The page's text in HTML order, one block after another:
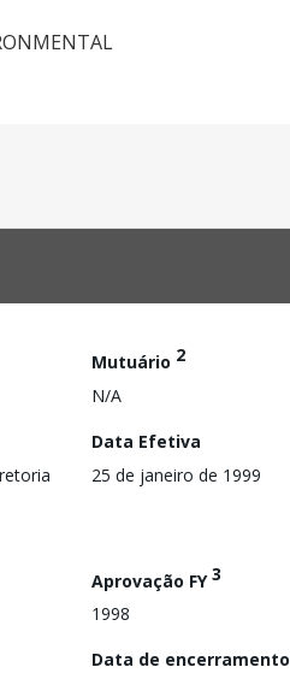
Mutuário 2
N/A
Data Efetiva
25 de janeiro de 1999
Aprovação FY3
1998
Data de encerramento